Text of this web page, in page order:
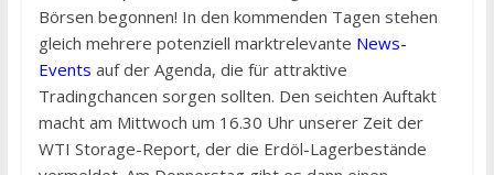
Börsen begonnen! In den kommenden Tagen stehen
gleich mehrere potenziell marktrelevante News-
Events auf der Agenda, die für attraktive
Tradingchancen sorgen sollten. Den seichten Auftakt
macht am Mittwoch um 16.30 Uhr unserer Zeit der
WTI Storage-Report, der die Erdöl-Lagerbestände